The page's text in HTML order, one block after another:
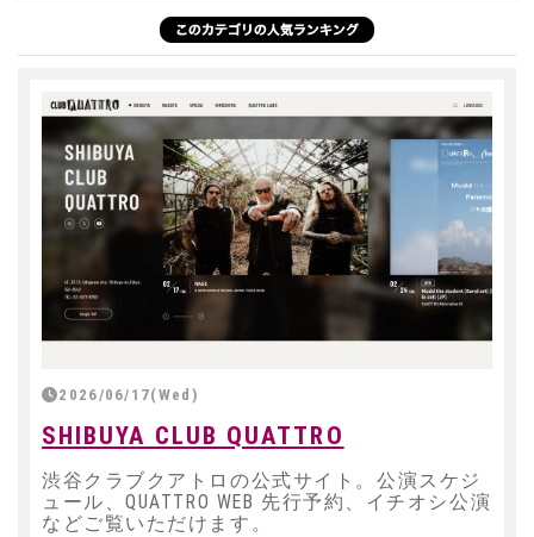
2026/06/17(Wed)
SHIBUYA CLUB QUATTRO
渋谷クラブクアトロの公式サイト。公演スケジ
ュール、QUATTRO WEB 先行予約、イチオシ公演
などご覧いただけます。